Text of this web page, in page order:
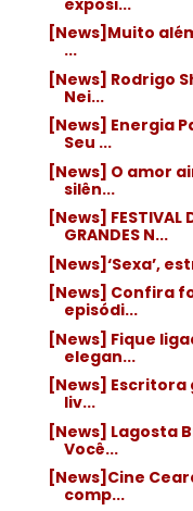
[News]Muito
...
[News] Rodrigo
Nei...
[News] Energia
Seu ...
[News] O amor
silên...
[News] FESTIVAL
GRANDES N...
[News]‘Sexa’,
[News] Confira
episódi...
[News] Fique
elegan...
[News]
liv...
[News] Lagosta
Você...
[News]Cine
comp...